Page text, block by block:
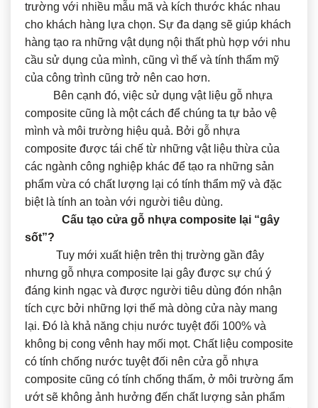
trường với nhiều mẫu mã và kích thước khác nhau
cho khách hàng lựa chọn. Sự đa dạng sẽ giúp khách
hàng tạo ra những vật dụng nội thất phù hợp với nhu
cầu sử dụng của mình, cũng vì thế và tính thẩm mỹ
của công trình cũng trở nên cao hơn.
Bên cạnh đó, việc sử dụng vật liệu gỗ nhựa
composite cũng là một cách để chúng ta tự bảo vệ
mình và môi trường hiệu quả. Bởi gỗ nhựa
composite được tái chế từ những vật liệu thừa của
các ngành công nghiệp khác để tạo ra những sản
phẩm vừa có chất lượng lại có tính thẩm mỹ và đặc
biệt là tính an toàn với người tiêu dùng.
Cấu tạo cửa gỗ nhựa composite lại “gây
sốt”?
Tuy mới xuất hiện trên thị trường gần đây
nhưng gỗ nhựa composite lại gây được sự chú ý
đáng kinh ngạc và được người tiêu dùng đón nhận
tích cực bởi những lợi thế mà dòng cửa này mang
lại. Đó là khả năng chịu nước tuyệt đối 100% và
không bị cong vênh hay mối mọt. Chất liệu composite
có tính chống nước tuyệt đối nên cửa gỗ nhựa
composite cũng có tính chống thấm, ở môi trường ẩm
ướt sẽ không ảnh hưởng đến chất lượng sản phẩm